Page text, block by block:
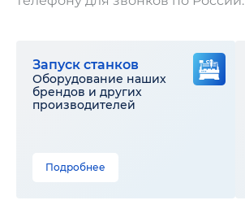
Запуск станков
Оборудование наших
брендов и других
производителей
Подробнее